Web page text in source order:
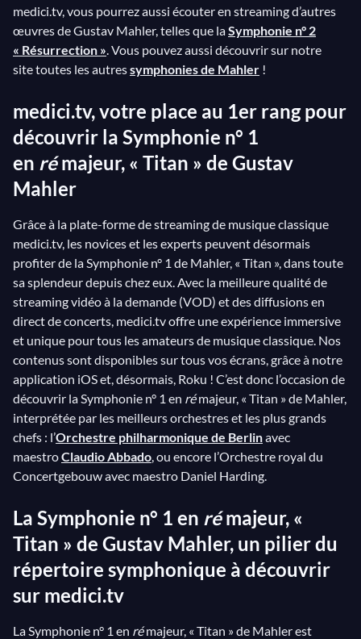
le troisième, qui reprend le célébrissime air deFrère
Jacques!
medici.tv, vous pourrez aussi écouter en streaming d’autres
œuvres de Gustav Mahler, telles que laSymphonie n° 2
« Résurrection ». Vous pouvez aussi découvrir sur notre
site toutes les autressymphonies de Mahler !
medici.tv, votre place au 1er rang pour
découvrir la Symphonie n° 1
en rémajeur, « Titan » de Gustav
Mahler
Grâce à la plate-forme de streaming de musique classique
medici.tv, les novices et les experts peuvent désormais
profiter de la Symphonie n° 1 de Mahler, « Titan », dans toute
sa splendeur depuis chez eux. Avec la meilleure qualité de
streaming vidéo à la demande (VOD) et des diffusions en
direct de concerts, medici.tv offre une expérience immersive
et unique pour tous les amateurs de musique classique. Nos
contenus sont disponibles sur tous vos écrans, grâce à notre
application iOS et, désormais, Roku ! C’est donc l’occasion de
découvrir la Symphonie n° 1 en rémajeur, « Titan » de Mahler,
interprétée par les meilleurs orchestres et les plus grands
chefs : l’Orchestre philharmonique de Berlinavec
maestroClaudio Abbado, ou encore l’Orchestre royal du
Concertgebouw avec maestro Daniel Harding.
La Symphonie n° 1 en rémajeur, «
Titan » de Gustav Mahler, un pilier du
répertoire symphonique à découvrir
sur medici.tv
La Symphonie n° 1 en rémajeur, « Titan » de Mahler est